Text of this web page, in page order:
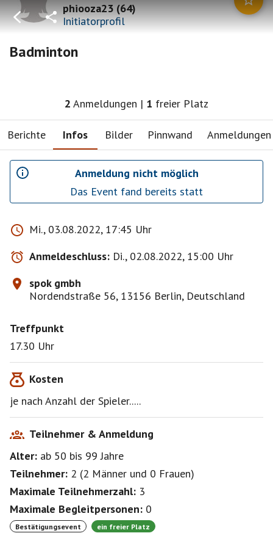
phiooza23(64)
Initiatorprofil
Badminton
2 Anmeldungen | 1 freier Platz
Berichte Infos Bilder Pinnwand Anmeldungen
Anmeldung nicht möglich
Das Event fand bereits statt
Mi., 03.08.2022, 17:45 Uhr
Anmeldeschluss: Di., 02.08.2022, 15:00 Uhr
spok gmbh
Nordendstraße 56, 13156 Berlin, Deutschland
Treffpunkt
17.30 Uhr
Kosten
je nach Anzahl der Spieler.....
Teilnehmer & Anmeldung
Alter: ab 50 bis 99Jahre
Teilnehmer: 2 (2 Männer und 0 Frauen)
Maximale Teilnehmerzahl: 3
Maximale Begleitpersonen: 0
Bestätigungsevent ein freier Platz